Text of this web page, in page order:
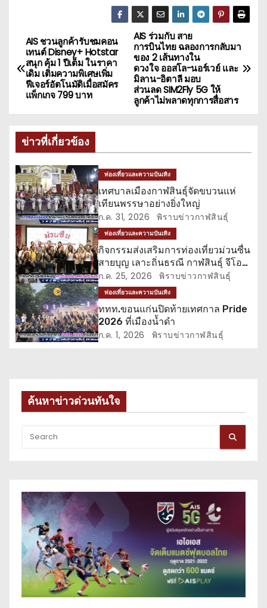
แ
น
น
ว
เ
รื่
อ
ง
AIS ร่วมกับ สาย
การบินไทย ฉลองการกลับมา
ของ 2 เส้นทางใน
ดวงใจ ออสโล-นอร์เวย์ และ
มิลาน-อิตาลี มอบ
ส่วนลด SIM2Fly 5G ให้
ลูกค้าไม่พลาดทุกการสื่อสาร
AIS ชวนลูกค้ารับชมคอน
เทนต์ Disney+ Hotstar
สนุก คุ้ม 1 ปีเต็ม ในราคา
เดิม เติมความพิเศษเพิ่ม
ฟีเจอร์อัตโนมัติเมื่อสมัคร
แพ็กเกจ 799 บาท
ข่าวที่เกี่ยวข้อง
ท่องเที่ยวและความบันเทิง
เทศบาลเมืองกาฬสินธุ์จัดขบวนแห่
เทียนพรรษาอย่างยิ่งใหญ่
ก.ค. 31, 2026 พิราบข่าวกาฬสินธุ์
ท่องเที่ยวและความบันเทิง
กิจกรรมส่งเสริมการท่องเที่ยวม่วนซื่น
สายบุญ เลาะถิ่นธรณี กาฬสินธุ์ จีโอ
ปาร์ค
ก.ค. 25, 2026 พิราบข่าวกาฬสินธุ์
ท่องเที่ยวและความบันเทิง
ททท.ขอนแก่นปิดท้ายเทศกาล Pride
2026 ที่เมืองน้ำดำ
ก.ค. 1, 2026 พิราบข่าวกาฬสินธุ์
ค้นหาข่าวด่วนทันใจ